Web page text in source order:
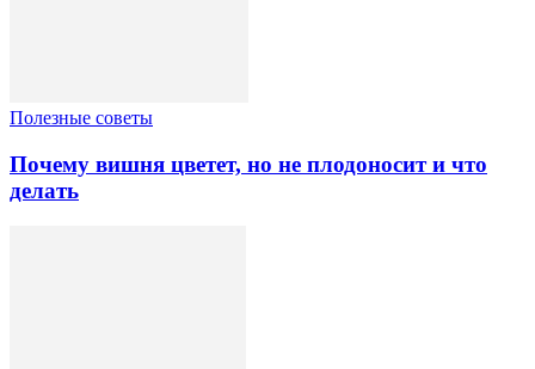
Полезные советы
Почему вишня цветет, но не плодоносит и что
делать